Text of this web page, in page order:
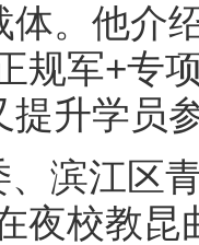
体。他介
规军+专
提升学员
滨江区
夜校教